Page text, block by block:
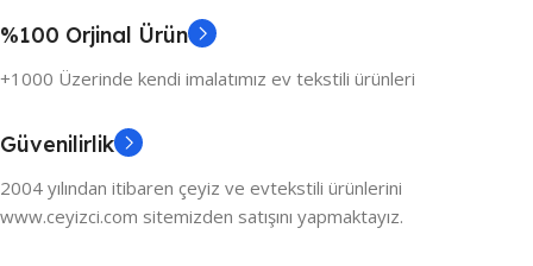
%100 Orjinal Ürün
+1000 Üzerinde kendi imalatımız ev tekstili ürünleri
Güvenilirlik
2004 yılından itibaren çeyiz ve evtekstili ürünlerini
www.ceyizci.com sitemizden satışını yapmaktayız.